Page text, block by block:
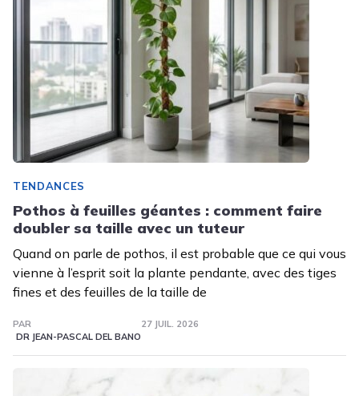
TENDANCES
Pothos à feuilles géantes : comment faire
doubler sa taille avec un tuteur
Quand on parle de pothos, il est probable que ce qui vous
vienne à l’esprit soit la plante pendante, avec des tiges
fines et des feuilles de la taille de
PAR
DR JEAN-PASCAL DEL BANO
27 JUIL. 2026